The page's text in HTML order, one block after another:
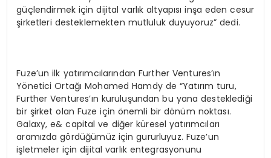
güçlendirmek için dijital varlık altyapısı inşa eden cesur
şirketleri desteklemekten mutluluk duyuyoruz” dedi.
Fuze’un ilk yatırımcılarından Further Ventures’ın
Yönetici Ortağı Mohamed Hamdy de “Yatırım turu,
Further Ventures’ın kuruluşundan bu yana desteklediği
bir şirket olan Fuze için önemli bir dönüm noktası.
Galaxy, e& capital ve diğer küresel yatırımcıları
aramızda gördüğümüz için gururluyuz. Fuze’un
işletmeler için dijital varlık entegrasyonunu